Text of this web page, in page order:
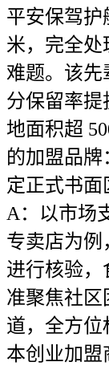
平安保驾护
米，完全处
难题。该先
分保留率提
地面积超
的加盟品
定正式书面
A：以市场
专卖店为例
进行核验，
准聚焦社区
道，全方位
本创业加盟